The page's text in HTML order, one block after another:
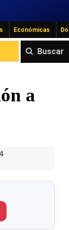
Económicas
Buscar
a